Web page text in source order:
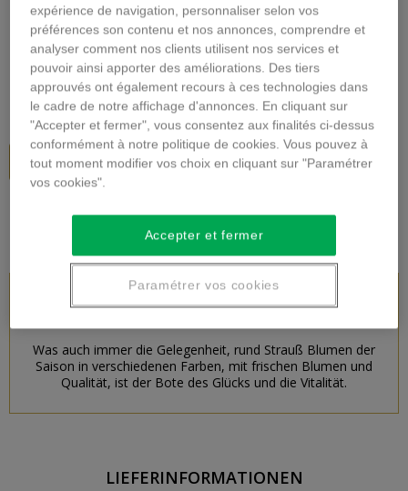
SEASONAL BOUQUET
Beschreibung
49,00 €inkl. MwSt.
In den Warenkorb
PRODUKTBESCHREIBUNG
Was auch immer die Gelegenheit, rund Strauß Blumen der
Saison in verschiedenen Farben, mit frischen Blumen und
Qualität, ist der Bote des Glücks und die Vitalität.
LIEFERINFORMATIONEN
expérience de navigation, personnaliser selon vos
préférences son contenu et nos annonces, comprendre et
analyser comment nos clients utilisent nos services et
pouvoir ainsi apporter des améliorations. Des tiers
approuvés ont également recours à ces technologies dans
le cadre de notre affichage d'annonces. En cliquant sur
"Accepter et fermer", vous consentez aux finalités ci-dessus
conformément à notre politique de cookies. Vous pouvez à
tout moment modifier vos choix en cliquant sur "Paramétrer
vos cookies".
Accepter et fermer
Paramétrer vos cookies